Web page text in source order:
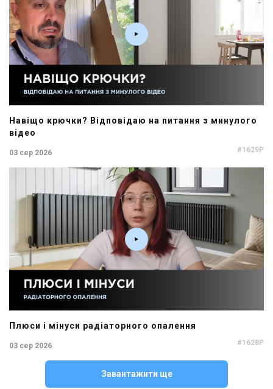
Навіщо крючки? Відповідаю на питання з минулого
відео
03 сер 2026 #1629P
Плюси і мінуси радіаторного опалення
03 сер 2026 #1628P
Завантажити ще